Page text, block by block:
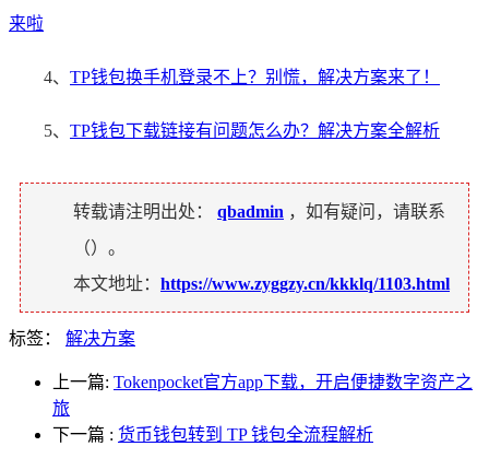
来啦
4、 TP钱包换手机登录不上？别慌，解决方案来了！
5、 TP钱包下载链接有问题怎么办？解决方案全解析
转载请注明出处： qbadmin ，如有疑问，请联系
（）。
本文地址： https://www.zyggzy.cn/kkklq/1103.html
标签： 解决方案
上一篇: Tokenpocket官方app下载，开启便捷数字资产之
旅
下一篇 : 货币钱包转到 TP 钱包全流程解析